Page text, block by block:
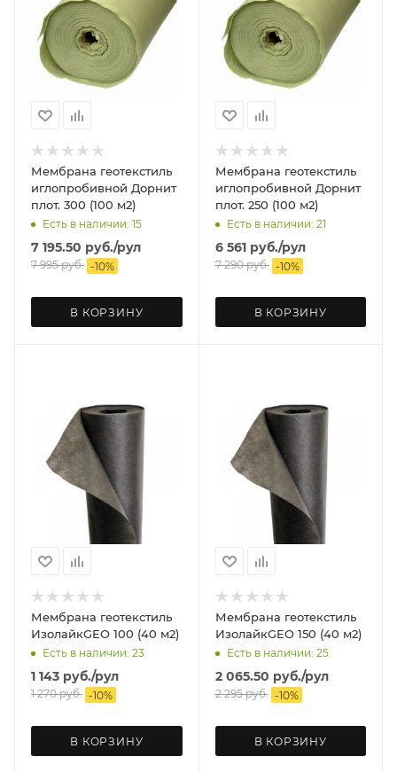
Мембрана геотекстиль
иглопробивной Дорнит
плот. 300 (100 м2)
Есть в наличии: 15
7 195.50 руб./рул
7 995руб. -10%
В КОРЗИНУ
Мембрана геотекстиль
иглопробивной Дорнит
плот. 250 (100 м2)
Есть в наличии: 21
6 561руб./рул
7 290руб. -10%
В КОРЗИНУ
Мембрана геотекстиль
ИзолайкGEO 100 (40 м2)
Есть в наличии: 23
1 143 руб./рул
1 270руб. -10%
В КОРЗИНУ
Мембрана геотекстиль
ИзолайкGEO 150 (40 м2)
Есть в наличии: 25
2 065.50 руб./рул
2 295руб. -10%
В КОРЗИНУ